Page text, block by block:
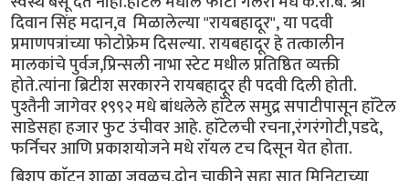
दिवान सिंह मदान,व मिळालेल्या "रायबहादूर", या पदवी
प्रमाणपत्रांच्या फोटोफ्रेम दिसल्या. रायबहादूर हे तत्कालीन
मालकांचे पुर्वज,प्रिन्सली नाभा स्टेट मधील प्रतिष्ठित व्यक्ती
होते.त्यांना ब्रिटीश सरकारने रायबहादूर ही पदवी दिली होती.
पुश्तैनी जागेवर १९९२ मधे बांधलेले हाॅटेल समुद्र सपाटीपासून हाॅटेल
साडेसहा हजार फुट उंचीवर आहे. हाॅटेलची रचना,रंगरंगोटी,पडदे,
फर्निचर आणि प्रकाशयोजने मधे राॅयल टच दिसून येत होता.